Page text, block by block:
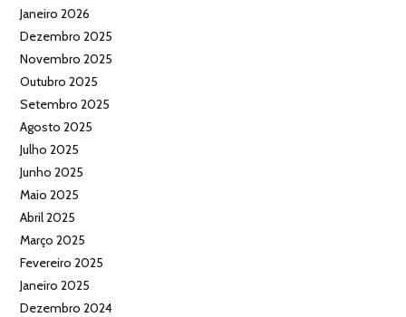
Janeiro 2026
Dezembro 2025
Novembro 2025
Outubro 2025
Setembro 2025
Agosto 2025
Julho 2025
Junho 2025
Maio 2025
Abril 2025
Março 2025
Fevereiro 2025
Janeiro 2025
Dezembro 2024